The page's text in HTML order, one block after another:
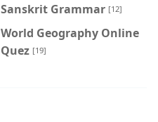
Sanskrit Grammar [12]
World Geography Online
Quez [19]